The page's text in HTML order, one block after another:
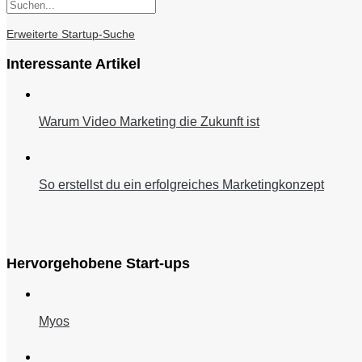
Erweiterte Startup-Suche
Interessante Artikel
Warum Video Marketing die Zukunft ist
So erstellst du ein erfolgreiches Marketingkonzept
Hervorgehobene Start-ups
Myos